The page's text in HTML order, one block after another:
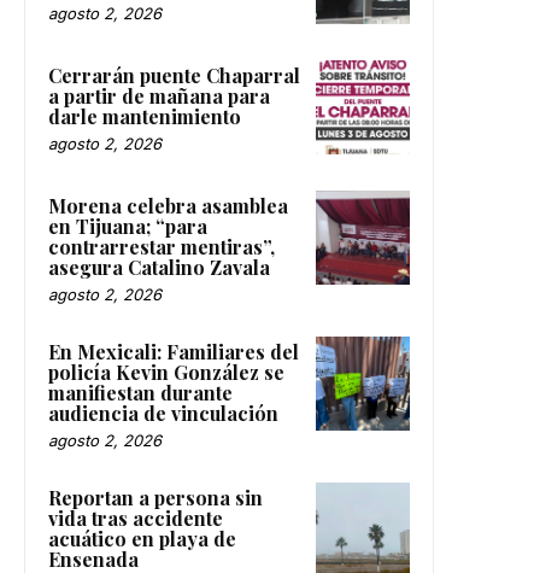
agosto 2, 2026
Cerrarán puente Chaparral
a partir de mañana para
darle mantenimiento
agosto 2, 2026
Morena celebra asamblea
en Tijuana; “para
contrarrestar mentiras”,
asegura Catalino Zavala
agosto 2, 2026
En Mexicali: Familiares del
policía Kevin González se
manifiestan durante
audiencia de vinculación
agosto 2, 2026
Reportan a persona sin
vida tras accidente
acuático en playa de
Ensenada